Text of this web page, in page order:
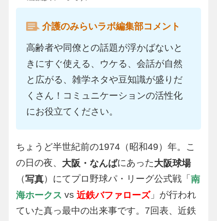
介護のみらいラボ編集部コメント
高齢者や同僚との話題が浮かばないと
きにすぐ使える、ウケる、会話が自然
と広がる、雑学ネタや豆知識が盛りだ
くさん！コミュニケーションの活性化
にお役立てください。
ちょうど半世紀前の1974（昭和49）年。こ
の日の夜、 大阪・なんばにあった大阪球場
（写真）にてプロ野球パ・リーグ公式戦「 南
海ホークス vs 近鉄バファローズ」が行われ
ていた真っ最中の出来事です。7回表、近鉄